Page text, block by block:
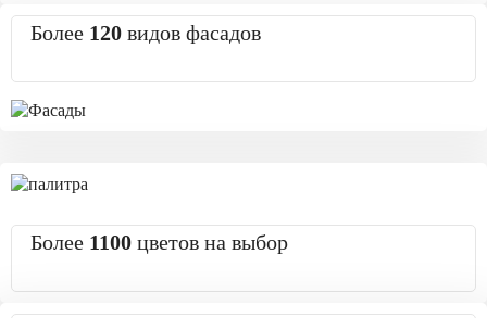
Более 120 видов фасадов
Более 1100 цветов на выбор